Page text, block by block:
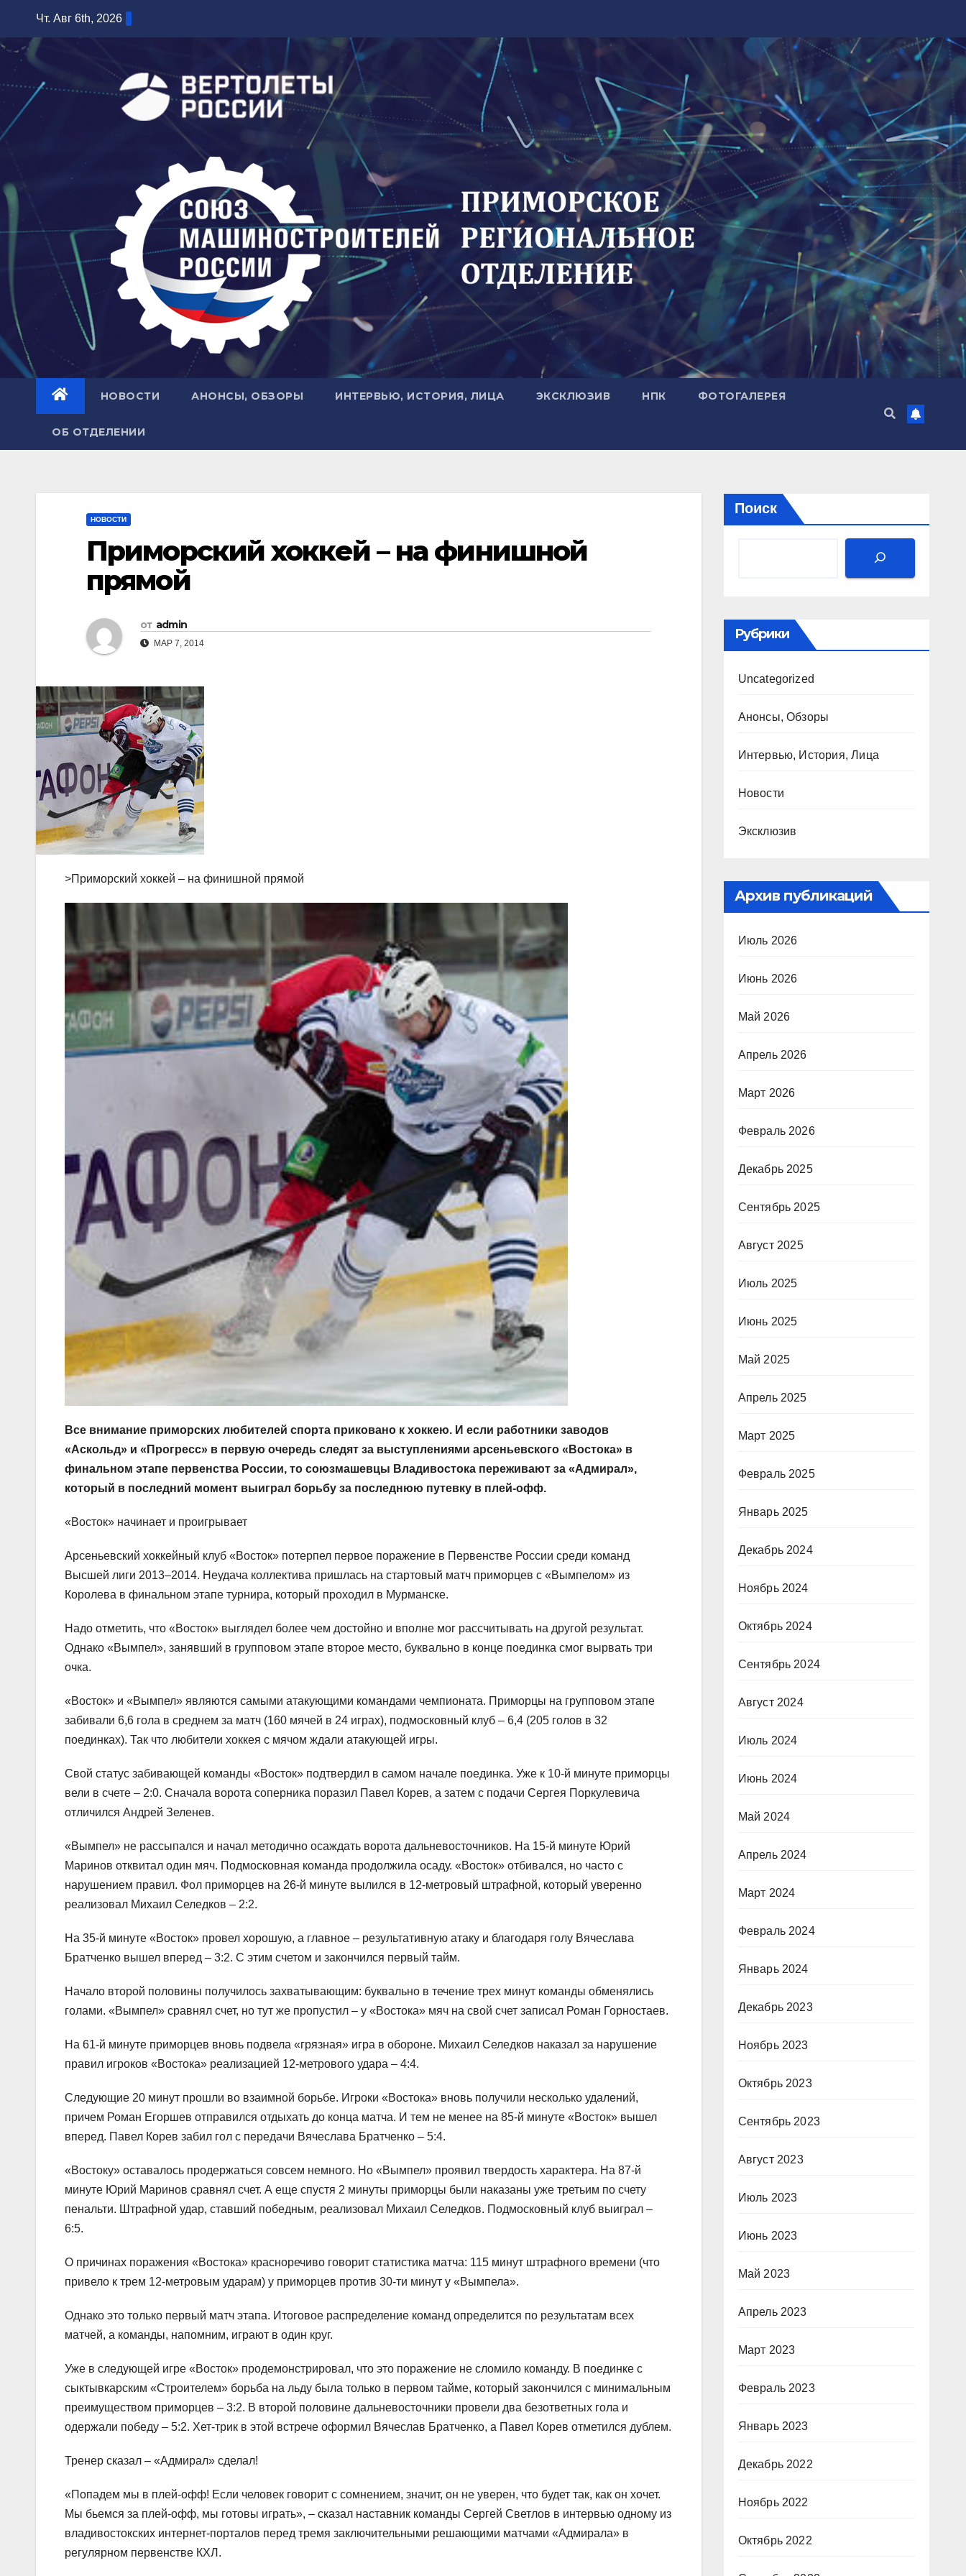
содержимому
Чт. Авг 6th, 2026
НОВОСТИ АНОНСЫ, ОБЗОРЫ ИНТЕРВЬЮ, ИСТОРИЯ, ЛИЦА ЭКСКЛЮЗИВ НПК ФОТОГАЛЕРЕЯ
ОБ ОТДЕЛЕНИИ
НОВОСТИ
Приморский хоккей – на финишной
прямой
от admin
МАР 7, 2014
>Приморский хоккей – на финишной прямой
Все внимание приморских любителей спорта приковано к хоккею. И если работники заводов
«Аскольд» и «Прогресс» в первую очередь следят за выступлениями арсеньевского «Востока» в
финальном этапе первенства России, то союзмашевцы Владивостока переживают за «Адмирал»,
который в последний момент выиграл борьбу за последнюю путевку в плей-офф.
«Восток» начинает и проигрывает
Арсеньевский хоккейный клуб «Восток» потерпел первое поражение в Первенстве России среди команд
Высшей лиги 2013–2014. Неудача коллектива пришлась на стартовый матч приморцев с «Вымпелом» из
Королева в финальном этапе турнира, который проходил в Мурманске.
Надо отметить, что «Восток» выглядел более чем достойно и вполне мог рассчитывать на другой результат.
Однако «Вымпел», занявший в групповом этапе второе место, буквально в конце поединка смог вырвать три
очка.
«Восток» и «Вымпел» являются самыми атакующими командами чемпионата. Приморцы на групповом этапе
забивали 6,6 гола в среднем за матч (160 мячей в 24 играх), подмосковный клуб – 6,4 (205 голов в 32
поединках). Так что любители хоккея с мячом ждали атакующей игры.
Свой статус забивающей команды «Восток» подтвердил в самом начале поединка. Уже к 10-й минуте приморцы
вели в счете – 2:0. Сначала ворота соперника поразил Павел Корев, а затем с подачи Сергея Поркулевича
отличился Андрей Зеленев.
«Вымпел» не рассыпался и начал методично осаждать ворота дальневосточников. На 15-й минуте Юрий
Маринов отквитал один мяч. Подмосковная команда продолжила осаду. «Восток» отбивался, но часто с
нарушением правил. Фол приморцев на 26-й минуте вылился в 12-метровый штрафной, который уверенно
реализовал Михаил Селедков – 2:2.
На 35-й минуте «Восток» провел хорошую, а главное – результативную атаку и благодаря голу Вячеслава
Братченко вышел вперед – 3:2. С этим счетом и закончился первый тайм.
Начало второй половины получилось захватывающим: буквально в течение трех минут команды обменялись
голами. «Вымпел» сравнял счет, но тут же пропустил – у «Востока» мяч на свой счет записал Роман Горностаев.
На 61-й минуте приморцев вновь подвела «грязная» игра в обороне. Михаил Селедков наказал за нарушение
правил игроков «Востока» реализацией 12-метрового удара – 4:4.
Следующие 20 минут прошли во взаимной борьбе. Игроки «Востока» вновь получили несколько удалений,
причем Роман Егоршев отправился отдыхать до конца матча. И тем не менее на 85-й минуте «Восток» вышел
вперед. Павел Корев забил гол с передачи Вячеслава Братченко – 5:4.
«Востоку» оставалось продержаться совсем немного. Но «Вымпел» проявил твердость характера. На 87-й
минуте Юрий Маринов сравнял счет. А еще спустя 2 минуты приморцы были наказаны уже третьим по счету
пенальти. Штрафной удар, ставший победным, реализовал Михаил Селедков. Подмосковный клуб выиграл –
6:5.
О причинах поражения «Востока» красноречиво говорит статистика матча: 115 минут штрафного времени (что
привело к трем 12-метровым ударам) у приморцев против 30-ти минут у «Вымпела».
Однако это только первый матч этапа. Итоговое распределение команд определится по результатам всех
матчей, а команды, напомним, играют в один круг.
Уже в следующей игре «Восток» продемонстрировал, что это поражение не сломило команду. В поединке с
сыктывкарским «Строителем» борьба на льду была только в первом тайме, который закончился с минимальным
преимуществом приморцев – 3:2. В второй половине дальневосточники провели два безответных гола и
одержали победу – 5:2. Хет-трик в этой встрече оформил Вячеслав Братченко, а Павел Корев отметился дублем.
Тренер сказал – «Адмирал» сделал!
«Попадем мы в плей-офф! Если человек говорит с сомнением, значит, он не уверен, что будет так, как он хочет.
Мы бьемся за плей-офф, мы готовы играть», – сказал наставник команды Сергей Светлов в интервью одному из
владивостокских интернет-порталов перед тремя заключительными решающими матчами «Адмирала» в
регулярном первенстве КХЛ.
Поиск
Рубрики
Uncategorized
Анонсы, Обзоры
Интервью, История, Лица
Новости
Эксклюзив
Архив публикаций
Июль 2026
Июнь 2026
Май 2026
Апрель 2026
Март 2026
Февраль 2026
Декабрь 2025
Сентябрь 2025
Август 2025
Июль 2025
Июнь 2025
Май 2025
Апрель 2025
Март 2025
Февраль 2025
Январь 2025
Декабрь 2024
Ноябрь 2024
Октябрь 2024
Сентябрь 2024
Август 2024
Июль 2024
Июнь 2024
Май 2024
Апрель 2024
Март 2024
Февраль 2024
Январь 2024
Декабрь 2023
Ноябрь 2023
Октябрь 2023
Сентябрь 2023
Август 2023
Июль 2023
Июнь 2023
Май 2023
Апрель 2023
Март 2023
Февраль 2023
Январь 2023
Декабрь 2022
Ноябрь 2022
Октябрь 2022